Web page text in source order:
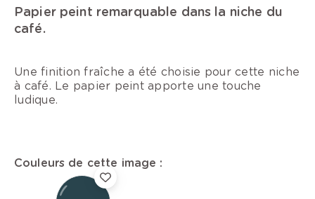
Papier peint remarquable dans la niche du
café.
Une finition fraîche a été choisie pour cette niche
à café. Le papier peint apporte une touche
ludique.
Couleurs de cette image :